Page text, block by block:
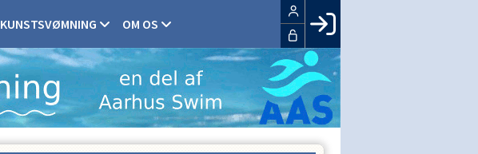
KUNSTSVØMNING OM OS
Facebook login